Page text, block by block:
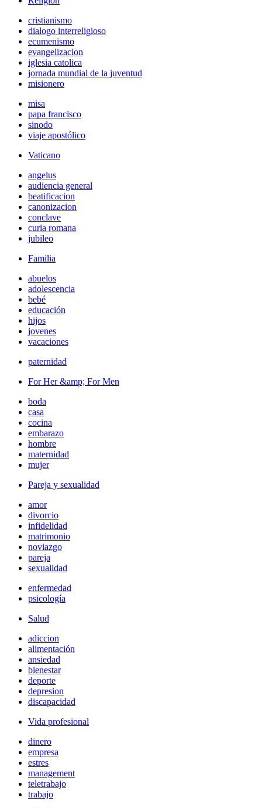
cristianismo
dialogo interreligioso
ecumenismo
evangelizacion
iglesia catolica
jornada mundial de la juventud
misionero
misa
papa francisco
sinodo
viaje apostólico
Vaticano
angelus
audiencia general
beatificacion
canonizacion
conclave
curia romana
jubileo
Familia
abuelos
adolescencia
bebé
educación
hijos
jovenes
vacaciones
paternidad
For Her &amp; For Men
boda
casa
cocina
embarazo
hombre
maternidad
mujer
Pareja y sexualidad
amor
divorcio
infidelidad
matrimonio
noviazgo
pareja
sexualidad
enfermedad
psicología
Salud
adiccion
alimentación
ansiedad
bienestar
deporte
depresion
discapacidad
Vida profesional
dinero
empresa
estres
management
teletrabajo
trabajo